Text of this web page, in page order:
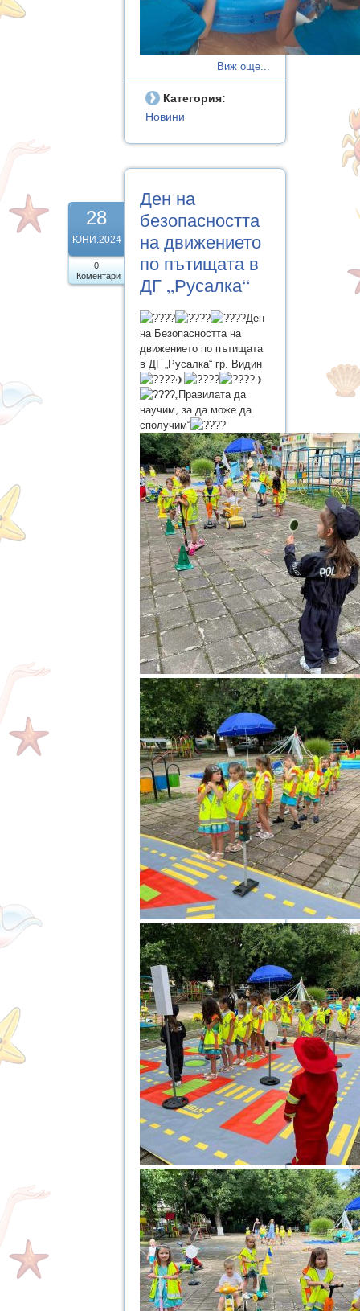
Виж още...
Категория:
Новини
28
ЮНИ.2024
0
Коментари
Ден на
безопасността
на движението
по пътищата в
ДГ „Русалка“
Ден
на Безопасността на
движението по пътищата
в ДГ „Русалка“ гр. Видин
„Правилата да
научим, за да може да
сполучим“